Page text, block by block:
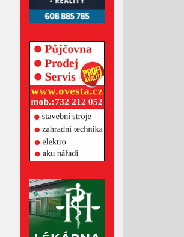
Leden 2026
Listopad 2025
Říjen 2025
Září 2025
Srpen 2025
Červenec 2025
Červen 2025
Květen 2025
Duben 2025
Březen 2025
Únor 2025
Leden 2025